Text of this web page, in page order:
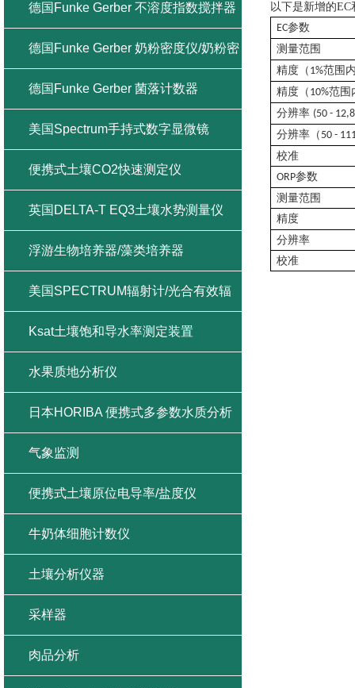
以下是新增的
EC参数
测量范围
精度（ 1%范围
精度（ 10%范围
分辨率 (50 -
分辨率（ 50 -
校准
ORP参数
测量范围
精度
分辨率
校准
德国Funke Gerber 不溶度指数搅拌器
德国Funke Gerber 奶粉密度仪/奶粉密
度计
德国Funke Gerber 菌落计数器
美国Spectrum手持式数字显微镜
便携式土壤CO2快速测定仪
英国DELTA-T EQ3土壤水势测量仪
浮游生物培养器/藻类培养器
美国SPECTRUM辐射计/光合有效辐
射/紫外辐射/总辐射
Ksat土壤饱和导水率测定装置
水果质地分析仪
日本HORIBA 便携式多参数水质分析
仪
气象监测
便携式土壤原位电导率/盐度仪
牛奶体细胞计数仪
土壤分析仪器
采样器
肉品分析